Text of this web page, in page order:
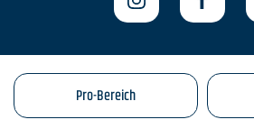
Pro-Bereich